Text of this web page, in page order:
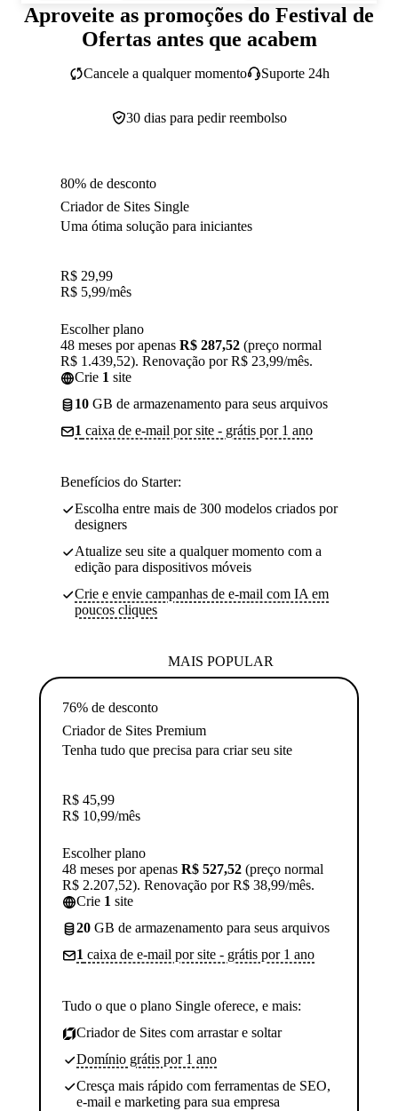
Aproveite as promoções do Festival de
Ofertas antes que acabem
30 dias para pedir reembolso
Cancele a qualquer momento Suporte 24h
80% de desconto
Criador de Sites Single
Uma ótima solução para iniciantes
R$ 29,99
R$ 5,99/mês
Escolher plano
48 meses por apenas R$ 287,52 (preço normal
R$ 1.439,52). Renovação por R$ 23,99/mês.
Crie 1 site
10 GB de armazenamento para seus arquivos
1 caixa de e-mail por site - grátis por 1 ano
Benefícios do Starter:
Escolha entre mais de 300 modelos criados por
designers
Atualize seu site a qualquer momento com a
edição para dispositivos móveis
Crie e envie campanhas de e-mail com IA em
poucos cliques
MAIS POPULAR
76% de desconto
Criador de Sites Premium
Tenha tudo que precisa para criar seu site
R$ 45,99
R$ 10,99/mês
Escolher plano
48 meses por apenas R$ 527,52 (preço normal
R$ 2.207,52). Renovação por R$ 38,99/mês.
Crie 1 site
20 GB de armazenamento para seus arquivos
1 caixa de e-mail por site - grátis por 1 ano
Tudo o que o plano Single oferece, e mais:
Criador de Sites com arrastar e soltar
Domínio grátis por 1 ano
Cresça mais rápido com ferramentas de SEO,
e-mail e marketing para sua empresa